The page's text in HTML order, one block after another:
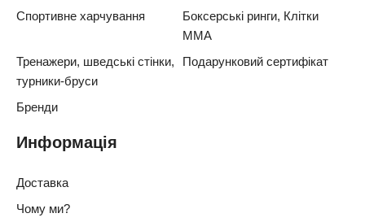
Спортивне харчування
Боксерські ринги, Клітки
ММА
Тренажери, шведські стінки,
турники-бруси
Подарунковий сертифікат
Бренди
Информація
Доставка
Чому ми?